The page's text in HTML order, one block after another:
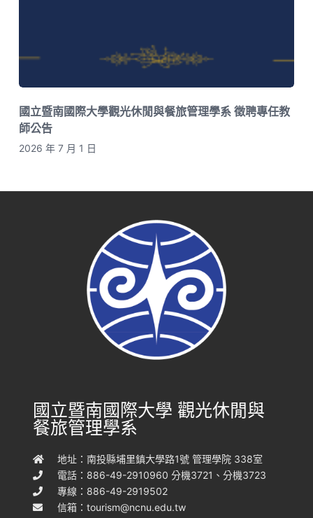
國立暨南國際大學觀光休閒與餐旅管理學系 徵聘專任教
師公告
2026 年 7 月 1 日
國立暨南國際大學 觀光休閒與
餐旅管理學系
地址：南投縣埔里鎮大學路1號 管理學院 338室
電話：886-49-2910960 分機3721、分機3723
專線：886-49-2919502
信箱：tourism@ncnu.edu.tw